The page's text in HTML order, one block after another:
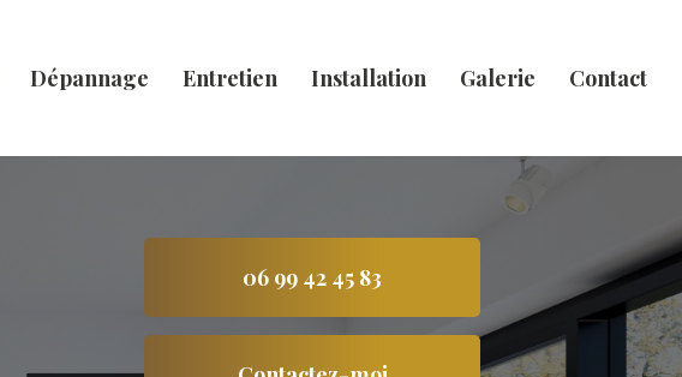
Dépannage Entretien Installation Galerie Contact
06 99 42 45 83